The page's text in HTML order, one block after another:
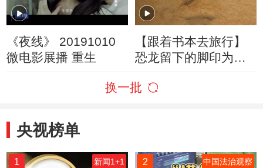
《夜线》 20191010
微电影展播 重生
【跟着书本去旅行】
恐龙留下的脚印为啥
换一批
央视榜单
1 新闻1+1 2 中国法治观察